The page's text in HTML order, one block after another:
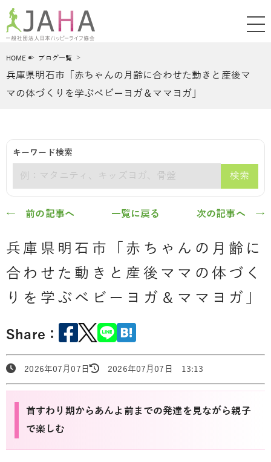
HOME ブログ一覧
兵庫県明石市「赤ちゃんの月齢に合わせた動きと産後マ
マの体づくりを学ぶベビーヨガ＆ママヨガ」
キーワード検索
検索
← 前の記事へ 一覧に戻る 次の記事へ →
兵庫県明石市「赤ちゃんの月齢に
合わせた動きと産後ママの体づく
りを学ぶベビーヨガ＆ママヨガ」
Share：
2026年07月07日 2026年07月07日 13:13
首すわり期からあんよ前までの発達を見ながら親子
で楽しむ